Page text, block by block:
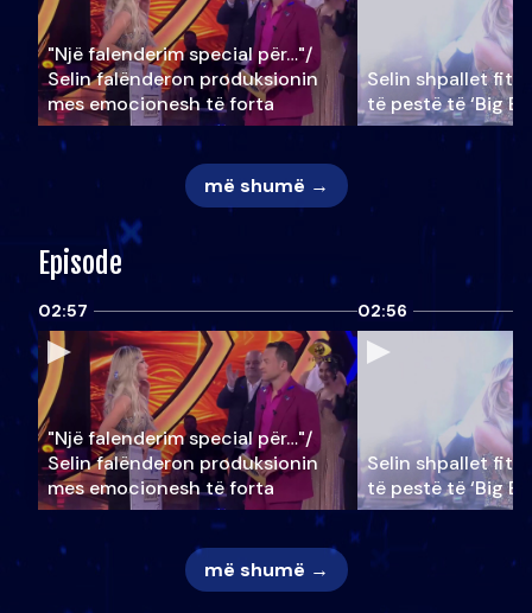
"Një falenderim special për…"/
Selin falënderon produksionin
mes emocionesh të forta
Selin shpallet
të pestë të ‘Big
më shumë →
Episode
02:57
"Një falenderim special për…"/
Selin falënderon produksionin
mes emocionesh të forta
02:56
Selin shpallet
të pestë të ‘Big
më shumë →